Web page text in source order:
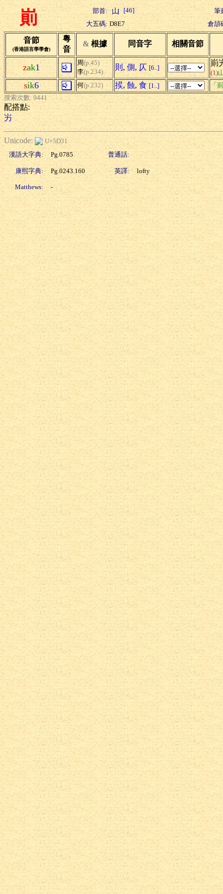
崱 部首: [46]
筆
大五碼: D8E7 倉頡
音節
(香港語言學學會)
粵
音
& 根據 同音字 相關音節
zak1 周(p.45)
李(p.234)
則 , 側 , 仄 [6..]
崱
(1)
sik6 何(p.232) 捑, 蝕, 食 [1..]
「
搜索次數: 9441
配搭點:
屴
Unicode:
U+5D31
漢語大字典:
Pg.0785 普通話:
康熙字典: Pg.0243.160 英譯: lofty
Matthews: -